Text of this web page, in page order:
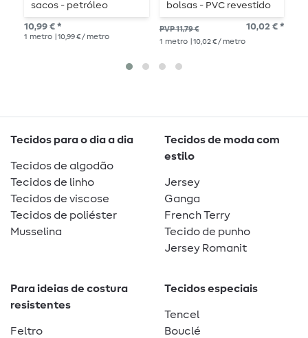
sacos - petróleo
10,99 € *
1 metro | 10,99 € / metro
bolsas - PVC revestido
castanho ferrugem
PVP 11,79 € 10,02 € *
1 metro | 10,02 € / metro
Tecidos para o dia a dia
Tecidos de algodão
Tecidos de linho
Tecidos de viscose
Tecidos de poliéster
Musselina
Tecidos de moda com
estilo
Jersey
Ganga
French Terry
Tecido de punho
Jersey Romanit
Para ideias de costura
resistentes
Feltro
Tecidos especiais
Tencel
Bouclé